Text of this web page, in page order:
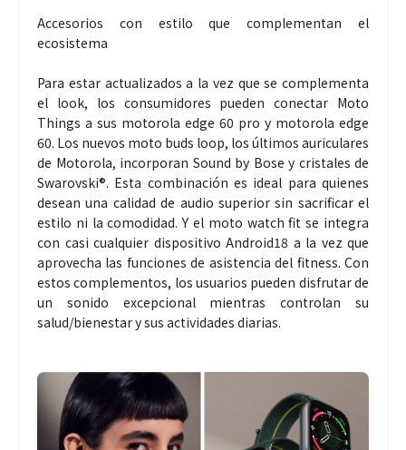
Accesorios con estilo que complementan el
ecosistema
Para estar actualizados a la vez que se complementa
el look, los consumidores pueden conectar Moto
Things a sus motorola edge 60 pro y motorola edge
60. Los nuevos moto buds loop, los últimos auriculares
de Motorola, incorporan Sound by Bose y cristales de
Swarovski®. Esta combinación es ideal para quienes
desean una calidad de audio superior sin sacrificar el
estilo ni la comodidad. Y el moto watch fit se integra
con casi cualquier dispositivo Android18 a la vez que
aprovecha las funciones de asistencia del fitness. Con
estos complementos, los usuarios pueden disfrutar de
un sonido excepcional mientras controlan su
salud/bienestar y sus actividades diarias.